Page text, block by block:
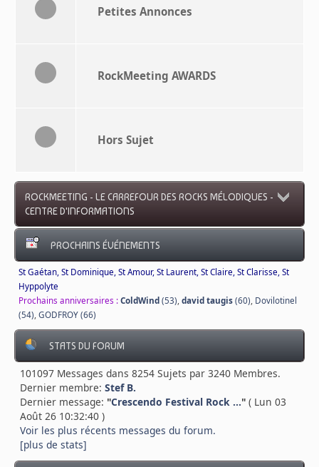
Petites Annonces
RockMeeting AWARDS
Hors Sujet
ROCKMEETING - LE CARREFOUR DES ROCKS MÉLODIQUES -
CENTRE D'INFORMATIONS
PROCHAINS ÉVÉNEMENTS
St Gaétan, St Dominique, St Amour, St Laurent, St Claire, St Clarisse, St
Hyppolyte
Prochains anniversaires : ColdWind (53) ,david taugis (60) Dovilotinel
(54) ,GODFROY (66)
STATS DU FORUM
101097 Messages dans 8254 Sujets par 3240 Membres.
Dernier membre: Stef B.
Dernier message: "Crescendo Festival Rock ..."( Lun 03
Août 26 10:32:40 )
Voir les plus récents messages du forum.
[plus de stats]